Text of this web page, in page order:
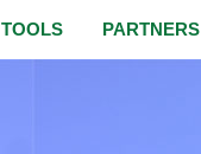
TOOLS PARTNERS